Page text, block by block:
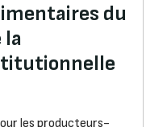
du
la
les producteurs-